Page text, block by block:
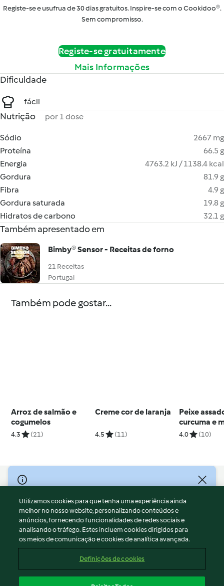
Registe-se e usufrua de 30 dias gratuitos. Inspire-se com o Cookidoo®.
Sem compromisso.
Registe-se gratuitamente
Mais Informações
Dificuldade
fácil
Nutrição por 1 dose
Sódio
2667 mg
Proteína
66.5 g
Energia
4763.2 kJ / 1138.4 kcal
Gordura
81.9 g
Fibra
4.9 g
Gordura saturada
19.8 g
Hidratos de carbono
32.1 g
Também apresentado em
Bimby® Sensor - Receitas de forno
21 Receitas
Portugal
Também pode gostar...
Arroz de salmão e
cogumelos
4.3 (21)
Creme cor de laranja
4.5 (11)
Peixe
curcuma e
tomate
4.0 (10)
© Copyright 2026
Termos de Utilização
Aviso sobre Proteção de Dados
Aviso
Apoio legal
Conteúdo do relatório
Utilizamos cookies para que tenha uma experiência ainda
melhor no nosso website, personalizando conteúdos e
anúncios, fornecendo funcionalidades de redes sociais e
analisando o tráfego. Estes incluem cookies dirigidos para
os meios de comunicação e cookies de analítica avançada.
Definições de cookies